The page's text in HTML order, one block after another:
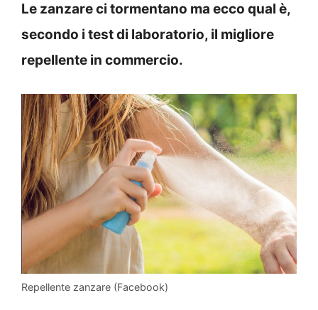
Le zanzare ci tormentano ma ecco qual è,
secondo i test di laboratorio, il migliore
repellente in commercio.
Repellente zanzare (Facebook)